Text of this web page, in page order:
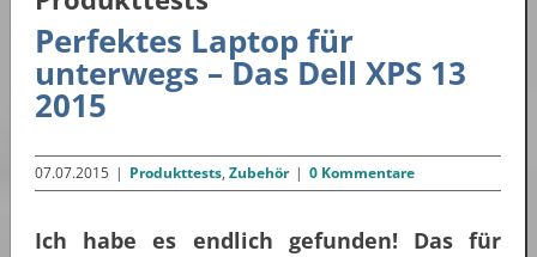
Perfektes Laptop für
unterwegs – Das Dell XPS 13
2015
07.07.2015 | Produkttests, Zubehör | 0 Kommentare
Ich habe es endlich gefunden! Das für